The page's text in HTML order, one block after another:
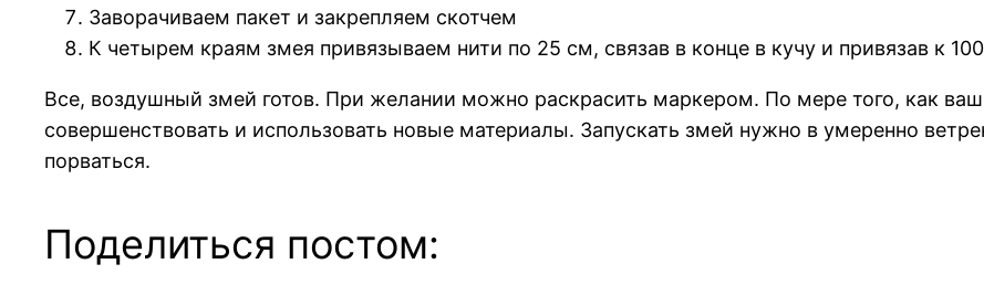
Заворачиваем пакет и закрепляем скотчем
К четырем краям змея привязываем нити по 25 см, связав в конце в кучу и привязав к
Все, воздушный змей готов. При желании можно раскрасить маркером. По мере того, как
совершенствовать и использовать новые материалы. Запускать змей нужно в умеренно
порваться.
Поделиться постом: